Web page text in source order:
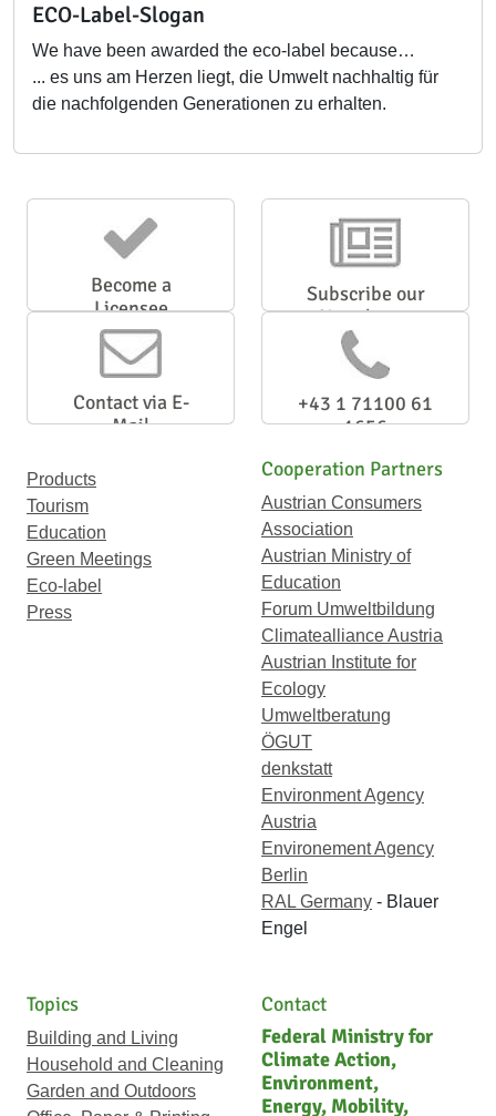
ECO-Label-Slogan
We have been awarded the eco-label because…
... es uns am Herzen liegt, die Umwelt nachhaltig für
die nachfolgenden Generationen zu erhalten.
Become a
Licensee
Subscribe our
Newsletter
Contact via E-
Mail
+43 1 71100 61
1656
Products
Tourism
Education
Green Meetings
Eco-label
Press
Cooperation Partners
Austrian Consumers
Association
Austrian Ministry of
Education
Forum Umweltbildung
Climatealliance Austria
Austrian Institute for
Ecology
Umweltberatung
ÖGUT
denkstatt
Environment Agency
Austria
Environement Agency
Berlin
RAL Germany - Blauer
Engel
Topics
Building and Living
Household and Cleaning
Garden and Outdoors
Contact
Federal Ministry for
Climate Action,
Environment,
Energy, Mobility,